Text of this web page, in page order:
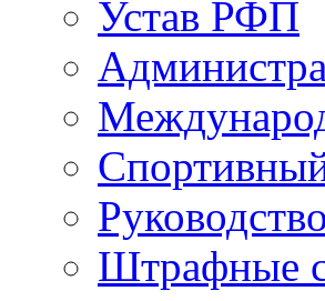
Устав РФП
Штрафные